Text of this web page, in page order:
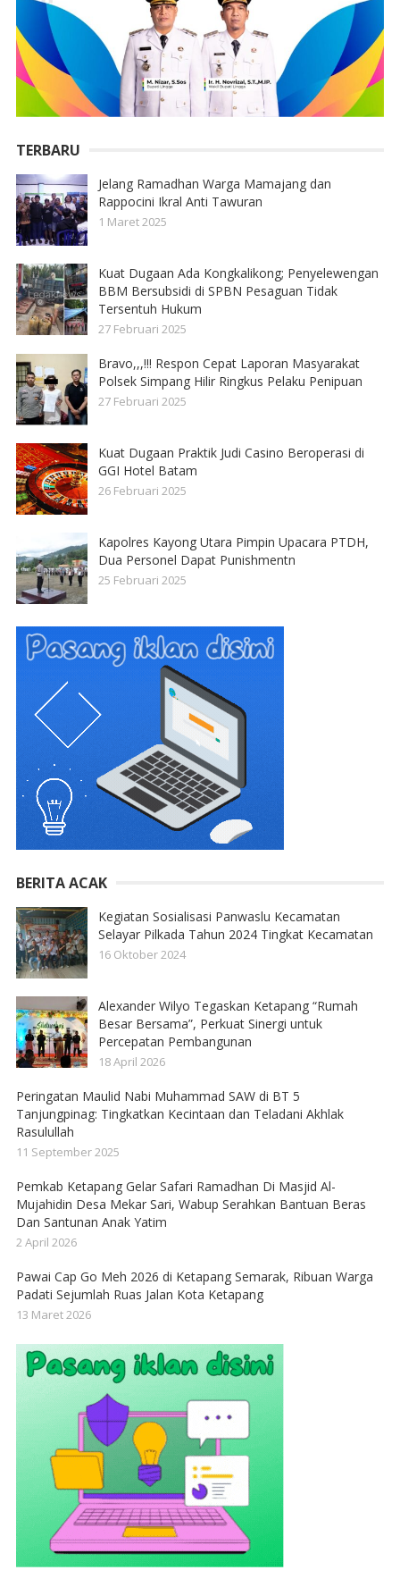
TERBARU
Jelang Ramadhan Warga Mamajang dan
Rappocini Ikral Anti Tawuran
1 Maret 2025
Kuat Dugaan Ada Kongkalikong; Penyelewengan
BBM Bersubsidi di SPBN Pesaguan Tidak
Tersentuh Hukum
27 Februari 2025
Bravo,,,!!! Respon Cepat Laporan Masyarakat
Polsek Simpang Hilir Ringkus Pelaku Penipuan
27 Februari 2025
Kuat Dugaan Praktik Judi Casino Beroperasi di
GGI Hotel Batam
26 Februari 2025
Kapolres Kayong Utara Pimpin Upacara PTDH,
Dua Personel Dapat Punishmentn
25 Februari 2025
BERITA ACAK
Kegiatan Sosialisasi Panwaslu Kecamatan
Selayar Pilkada Tahun 2024 Tingkat Kecamatan
16 Oktober 2024
Alexander Wilyo Tegaskan Ketapang “Rumah
Besar Bersama”, Perkuat Sinergi untuk
Percepatan Pembangunan
18 April 2026
Peringatan Maulid Nabi Muhammad SAW di BT 5
Tanjungpinag: Tingkatkan Kecintaan dan Teladani Akhlak
Rasulullah
11 September 2025
Pemkab Ketapang Gelar Safari Ramadhan Di Masjid Al-
Mujahidin Desa Mekar Sari, Wabup Serahkan Bantuan Beras
Dan Santunan Anak Yatim
2 April 2026
Pawai Cap Go Meh 2026 di Ketapang Semarak, Ribuan Warga
Padati Sejumlah Ruas Jalan Kota Ketapang
13 Maret 2026